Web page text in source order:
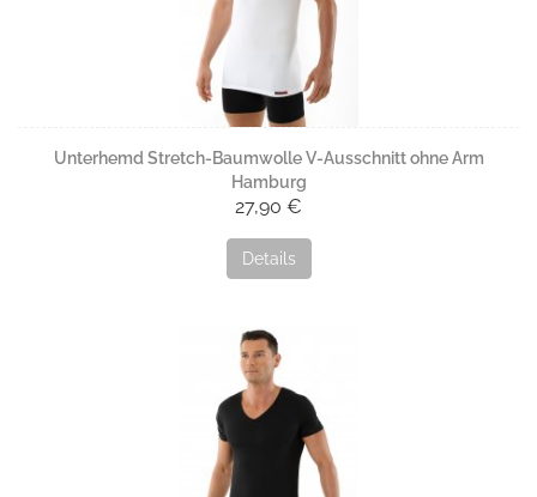
Unterhemd Stretch-Baumwolle V-Ausschnitt ohne Arm
Hamburg
27,90 €
Details